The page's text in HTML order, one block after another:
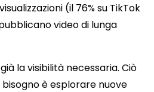
(il 76% su TikTok
video di lunga
la visibilità necessaria. Ciò
è esplorare nuove